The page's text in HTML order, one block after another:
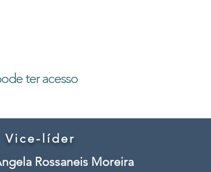
ter acesso
Vice-líder
Rossaneis Moreira